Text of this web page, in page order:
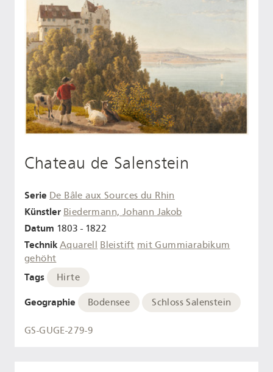
Chateau de Salenstein
Serie De Bâle aux Sources du Rhin
Künstler Biedermann, Johann Jakob
Datum 1803 - 1822
Technik Aquarell Bleistift mit Gummiarabikum
gehöht
Tags Hirte
Geographie Bodensee Schloss Salenstein
GS-GUGE-279-9